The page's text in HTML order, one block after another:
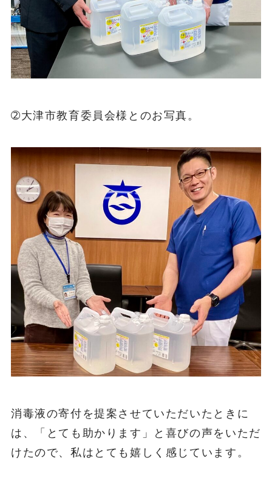
➁大津市教育委員会様とのお写真。
消毒液の寄付を提案させていただいたときに
は、「とても助かります」と喜びの声をいただ
けたので、私はとても嬉しく感じています。